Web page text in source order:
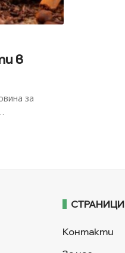
в
за
СТРАНИЦИ
Контакти